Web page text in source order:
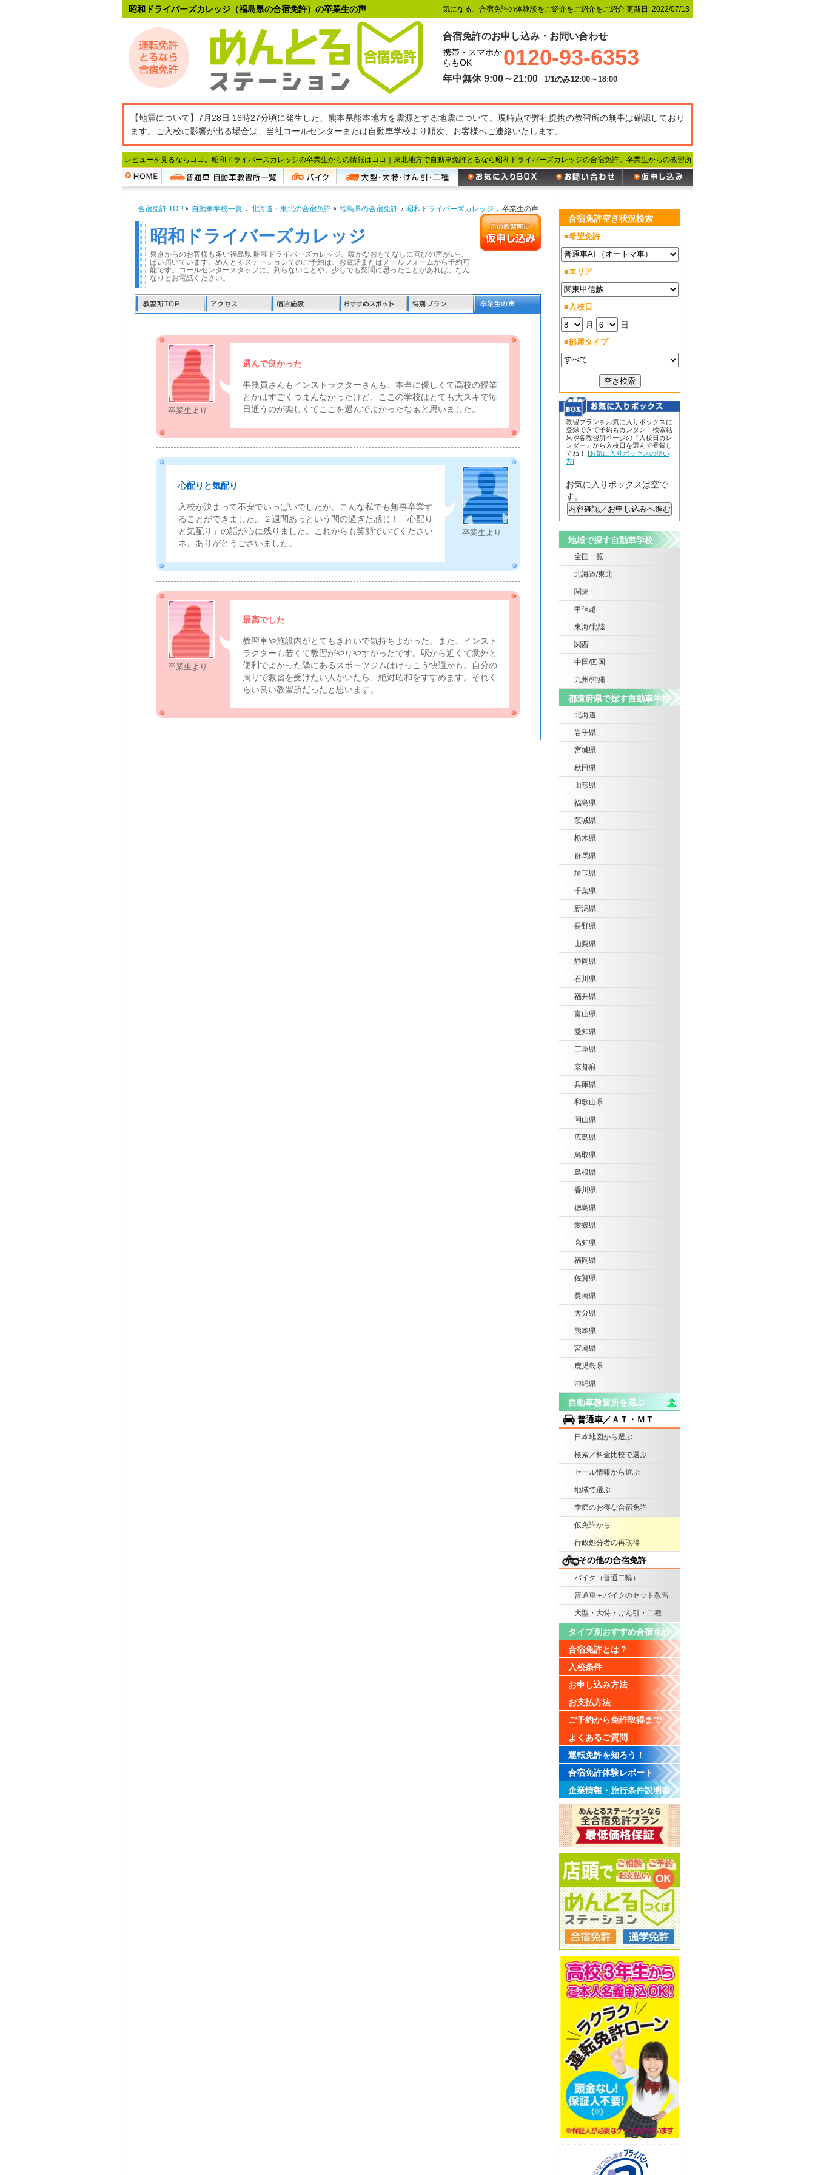
昭和ドライバーズカレッジ（福島県の合宿免許）の卒業生の声 気になる、合宿免許の体験談をご紹介をご紹介をご紹介 更新日: 2022/07/13
合宿免許のお申し込み・お問い合わせ
携帯・スマホか
らもOK
0120-93-6353
年中無休 9:00～21:00 1/1のみ12:00～18:00
【地震について】7月28日 16時27分頃に発生した、熊本県熊本地方を震源とする地震について。現時点で弊社提携の教習所の無事は確認しており
ます。ご入校に影響が出る場合は、当社コールセンターまたは自動車学校より順次、お客様へご連絡いたします。
レビューを見るならココ。昭和ドライバーズカレッジの卒業生からの情報はココ｜ 東北地方で自動車免許とるなら昭和ドライバーズカレッジの合宿免許。卒業生からの教習所の評判をこちらに掲載しています。
合宿免許 TOP 自動車学校一覧 北海道・東北の合宿免許 福島県の合宿免許 昭和ドライバーズカレッジ 卒業生の声
昭和ドライバーズカレッジ
東京からのお客様も多い福島県 昭和ドライバーズカレッジ。暖かなおもてなしに喜びの声がいっ
ぱい届いています。めんとるステーションでのご予約は、お電話またはメールフォームから予約可
能です。コールセンタースタッフに、判らないことや、少しでも疑問に思ったことがあれば、なん
なりとお電話ください。
卒業生より
選んで良かった
事務員さんもインストラクターさんも、本当に優しくて高校の授業
とかはすごくつまんなかったけど、ここの学校はとても大スキで毎
日通うのが楽しくてここを選んでよかったなぁと思いました。
心配りと気配り
入校が決まって不安でいっぱいでしたが、こんな私でも無事卒業す
ることができました。２週間あっという間の過ぎた感じ！「心配り
と気配り」の話が心に残りました。これからも笑顔でいてください
ネ。ありがとうございました。
卒業生より
卒業生より
最高でした
教習車や施設内がとてもきれいで気持ちよかった。また、インスト
ラクターも若くて教習がやりやすかったです。駅から近くて意外と
便利でよかった隣にあるスポーツジムはけっこう快適かも。自分の
周りで教習を受けたい人がいたら、絶対昭和をすすめます。それく
らい良い教習所だったと思います。
合宿免許空き状況検索
■希望免許
■エリア
■入校日
月 日
■部屋タイプ
教習プランをお気に入りボックスに
登録できて予約もカンタン！検索結
果や各教習所ページの『入校日カレ
ンダー』から入校日を選んで登録し
てね！ [お気に入りボックスの使い
方]
お気に入りボックスは空で
す。
地域で探す自動車学校
全国一覧
北海道/東北
関東
甲信越
東海/北陸
関西
中国/四国
九州/沖縄
都道府県で探す自動車学校
北海道
岩手県
宮城県
秋田県
山形県
福島県
茨城県
栃木県
群馬県
埼玉県
千葉県
新潟県
長野県
山梨県
静岡県
石川県
福井県
富山県
愛知県
三重県
京都府
兵庫県
和歌山県
岡山県
広島県
鳥取県
島根県
香川県
徳島県
愛媛県
高知県
福岡県
佐賀県
長崎県
大分県
熊本県
宮崎県
鹿児島県
沖縄県
自動車教習所を選ぶ
普通車／ＡＴ・ＭＴ
日本地図から選ぶ
検索／料金比較で選ぶ
セール情報から選ぶ
地域で選ぶ
季節のお得な合宿免許
仮免許から
行政処分者の再取得
その他の合宿免許
バイク（普通二輪）
普通車＋バイクのセット教習
大型・大特・けん引・二種
タイプ別おすすめ合宿免許
合宿免許とは？
入校条件
お申し込み方法
お支払方法
ご予約から免許取得まで
よくあるご質問
運転免許を知ろう！
合宿免許体験レポート
企業情報・旅行条件説明書